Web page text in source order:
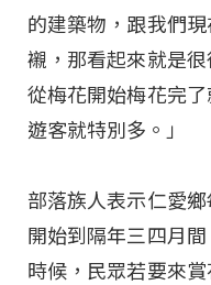
的建築物，跟我們
襯，那看起來就是
從梅花開始梅花完
遊客就特別多。」
部落族人表示仁愛
開始到隔年三四月
時候，民眾若要來